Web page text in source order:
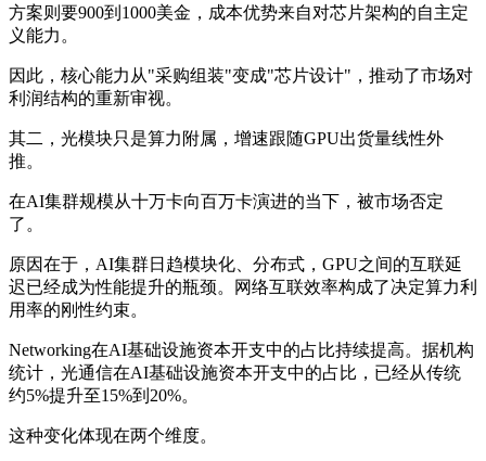
方案则要900到1000美金，成本优势来自对芯片架构的自主定
义能力。
因此，核心能力从"采购组装"变成"芯片设计"，推动了市场对
利润结构的重新审视。
其二，光模块只是算力附属，增速跟随GPU出货量线性外
推。
在AI集群规模从十万卡向百万卡演进的当下，被市场否定
了。
原因在于，AI集群日趋模块化、分布式，GPU之间的互联延
迟已经成为性能提升的瓶颈。网络互联效率构成了决定算力利
用率的刚性约束。
Networking在AI基础设施资本开支中的占比持续提高。据机构
统计，光通信在AI基础设施资本开支中的占比，已经从传统
约5%提升至15%到20%。
这种变化体现在两个维度。